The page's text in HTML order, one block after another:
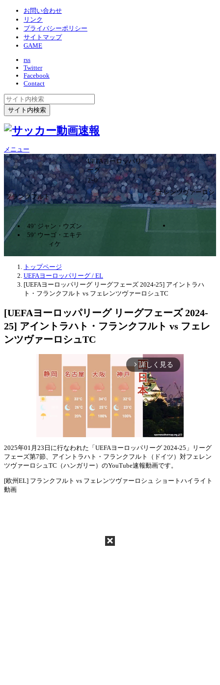
お問い合わせ
リンク
プライバシーポリシー
サイトマップ
GAME
rss
Twitter
Facebook
Contact
メニュー
UEFAヨーロッパリ
ーグ
2ｰ0
フランクフルト
フェレンツヴァーロシ
ュ
49’ ジャン・ウズン
59’ ウーゴ・エキテ
ィケ
トップページ
UEFAヨーロッパリーグ / EL
[UEFAヨーロッパリーグ リーグフェーズ 2024-25] アイントラハ
ト・フランクフルト vs フェレンツヴァーロシュTC
[UEFAヨーロッパリーグ リーグフェーズ 2024-
25] アイントラハト・フランクフルト vs フェレ
ンツヴァーロシュTC
arrow_forward_ios 詳しく見る
Mute
2025年01月23日に行なわれた「UEFAヨーロッパリーグ 2024-25」リーグ
フェーズ第7節、アイントラハト・フランクフルト（ドイツ）対フェレン
ツヴァーロシュTC（ハンガリー）のYouTube速報動画です。
[欧州EL] フランクフルト vs フェレンツヴァーロシュ ショートハイライト
動画